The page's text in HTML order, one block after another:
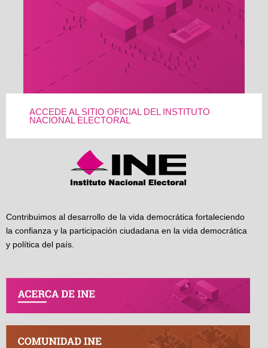
ACCEDE AL SITIO OFICIAL DEL INSTITUTO
NACIONAL ELECTORAL
Contribuimos al desarrollo de la vida democrática fortaleciendo
la confianza y la participación ciudadana en la vida democrática
y política del país.